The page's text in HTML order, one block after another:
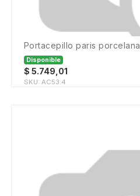
portacepillo paris porcelana
Disponible
$ 5.749,01
SKU: AC53.4